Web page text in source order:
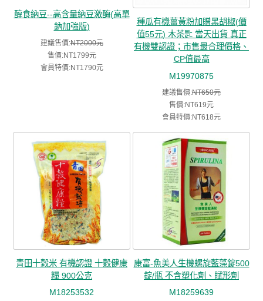
醇食納豆--高含量納豆激酶(高單
鈉加強版)
建議售價:NT2000元
售價:NT1799元
會員特價:NT1790元
種瓜有機薑黃粉加贈黑胡椒(價
值55元) 木茶匙 當天出貨 真正
有機雙認證；市售最合理價格、
CP值最高
M19970875
建議售價:NT650元
售價:NT619元
會員特價:NT618元
青田十榖米 有機認證 十穀健康
糧 900公克
M18253532
康富-魚美人生機螺旋藍藻錠500
錠/瓶 不含塑化劑、賦形劑
M18259639